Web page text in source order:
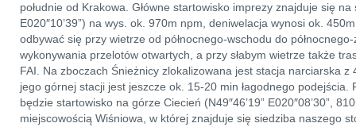
południe od Krakowa. Główne startowisko imprezy znajduje się na
E020″10’39”) na wys. ok. 970m npm, deniwelacja wynosi ok.
odbywać się przy wietrze od północnego-wschodu do
wykonywania przelotów otwartych, a przy słabym wietrze także
FAI. Na zboczach Śnieżnicy zlokalizowana jest stacja narciarska z
jego górnej stacji jest jeszcze ok. 15-20 min łagodnego
będzie startowisko na górze Ciecień (N49″46’19” E020″08’30”,
miejscowością Wiśniowa, w której znajduje się siedziba naszego